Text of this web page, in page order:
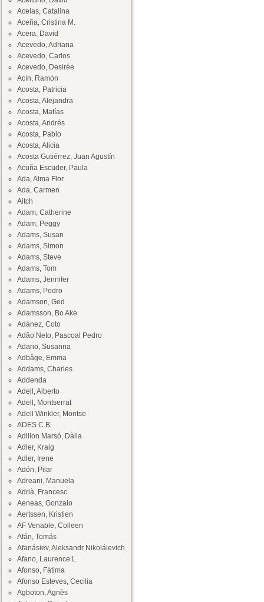
Acelas, Catalina
Aceña, Cristina M.
Acera, David
Acevedo, Adriana
Acevedo, Carlos
Acevedo, Desirée
Acín, Ramón
Acosta, Patricia
Acosta, Alejandra
Acosta, Matías
Acosta, Andrés
Acosta, Pablo
Acosta, Alicia
Acosta Gutiérrez, Juan Agustín
Acuña Escuder, Paula
Ada, Alma Flor
Ada, Carmen
Aitch
Adam, Catherine
Adam, Peggy
Adams, Susan
Adams, Simon
Adams, Steve
Adams, Tom
Adams, Jennifer
Adams, Pedro
Adamson, Ged
Adamsson, Bo Ake
Adánez, Coto
Adâo Neto, Pascoal Pedro
Adario, Susanna
Adbåge, Emma
Addams, Charles
Addenda
Adell, Alberto
Adell, Montserrat
Adell Winkler, Montse
ADES C.B.
Adillon Marsó, Dàlia
Adler, Kraig
Adler, Irene
Adón, Pilar
Adreani, Manuela
Adrià, Francesc
Aeneas, Gonzalo
Aertssen, Kristien
AF Venable, Colleen
Afán, Tomás
Afanásiev, Aleksandr Nikoláievich
Afano, Laurence L.
Afonso, Fátima
Afonso Esteves, Cecilia
Agboton, Agnès